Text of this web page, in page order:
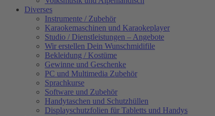
Diverses
Instrumente / Zubehör
Karaokemaschinen und Karaokeplayer
Studio / Dienstleistungen – Angebote
Wir erstellen Dein Wunschmidifile
Bekleidung / Kostüme
Gewinne und Geschenke
PC und Multimedia Zubehör
Sprachkurse
Software und Zubehör
Handytaschen und Schutzhüllen
Displayschutzfolien für Tabletts und Handys